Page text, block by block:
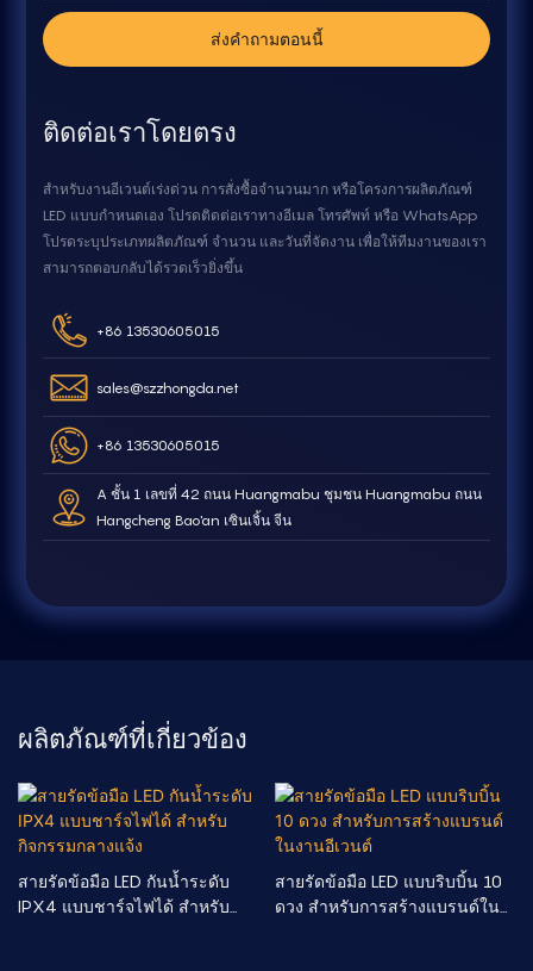
ส่งคำถามตอนนี้
ติดต่อเราโดยตรง
สำหรับงานอีเวนต์เร่งด่วน การสั่งซื้อจำนวนมาก หรือโครงการผลิตภัณฑ์
LED แบบกำหนดเอง โปรดติดต่อเราทางอีเมล โทรศัพท์ หรือ WhatsApp
โปรดระบุประเภทผลิตภัณฑ์ จำนวน และวันที่จัดงาน เพื่อให้ทีมงานของเรา
สามารถตอบกลับได้รวดเร็วยิ่งขึ้น
+86 13530605015
sales@szzhongda.net
+86 13530605015
A ชั้น 1 เลขที่ 42 ถนน Huangmabu ชุมชน Huangmabu ถนน
Hangcheng Bao'an เซินเจิ้น จีน
ผลิตภัณฑ์ที่เกี่ยวข้อง
สายรัดข้อมือ LED กันน้ำระดับ
IPX4 แบบชาร์จไฟได้ สำหรับ
สายรัดข้อมือ LED แบบริบบิ้น 10
ดวง สำหรับการสร้างแบรนด์ใน